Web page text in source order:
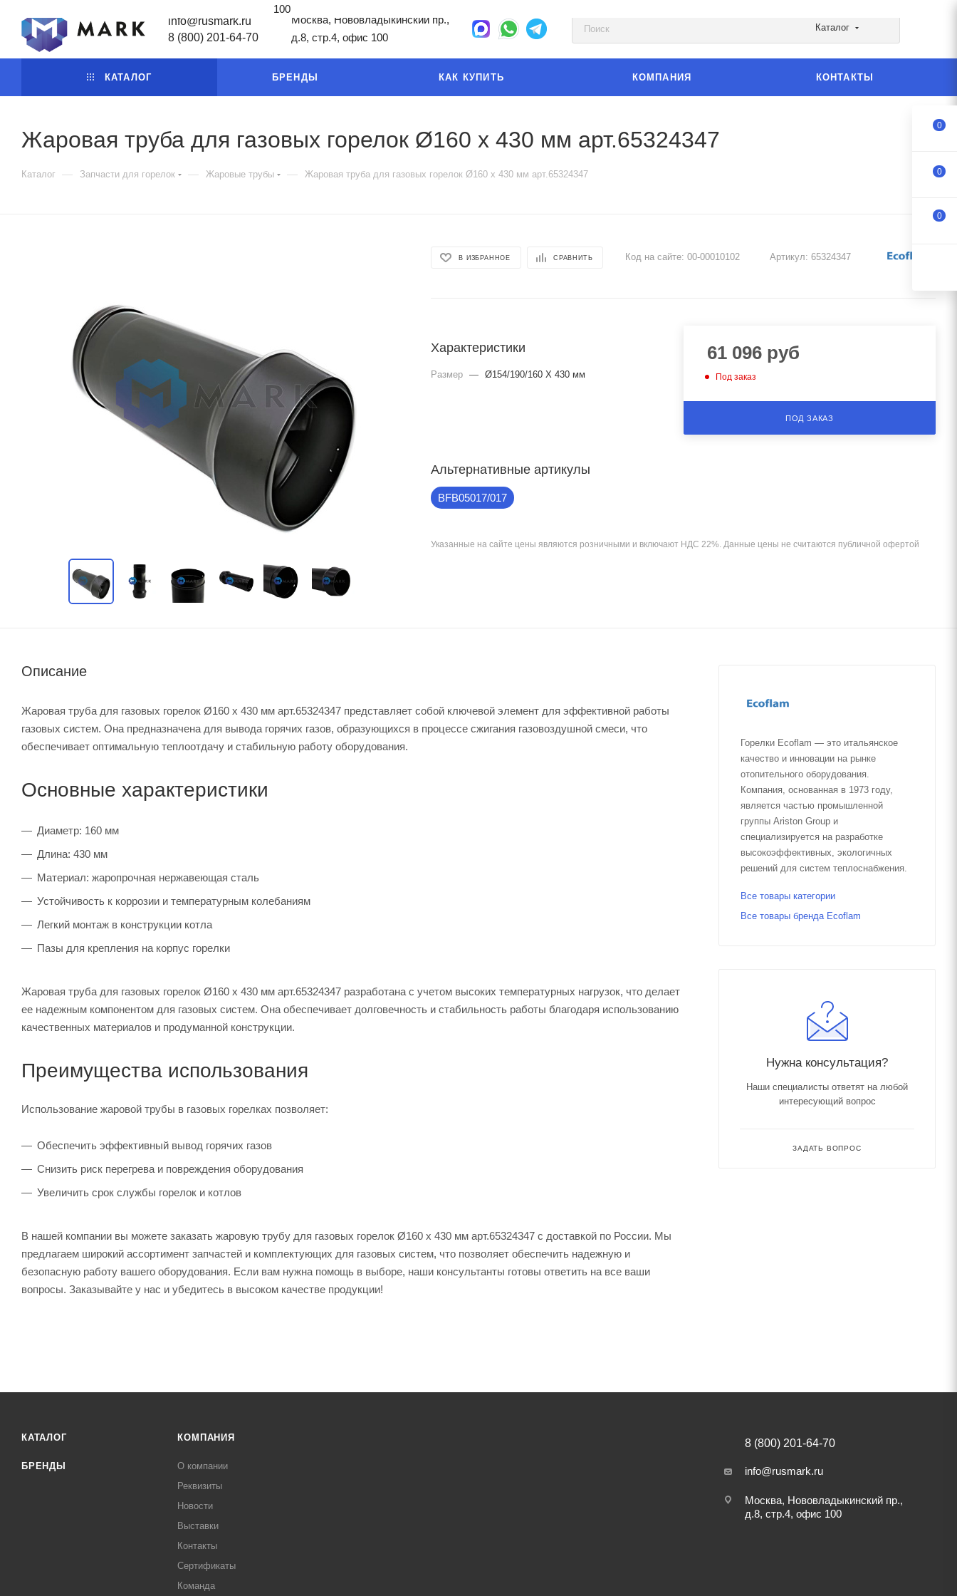
info@rusmark.ru
8 (800) 201-64-70
Москва, Нововладыкинский пр.,
д.8, стр.4, офис 100
Каталог
КАТАЛОГ БРЕНДЫ КАК КУПИТЬ КОМПАНИЯ КОНТАКТЫ
100
Жаровая труба для газовых горелок Ø160 x 430 мм арт.65324347
Каталог — Запчасти для горелок — Жаровые трубы — Жаровая труба для газовых горелок Ø160 x 430 мм арт.65324347
В ИЗБРАННОЕ СРАВНИТЬ Код на сайте: 00-00010102 Артикул: 65324347
Характеристики
Размер — Ø154/190/160 X 430 мм
61 096руб
Под заказ
ПОД ЗАКАЗ
Альтернативные артикулы
BFB05017/017
Указанные на сайте цены являются розничными и включают НДС 22%. Данные цены не считаются публичной офертой
Описание
Жаровая труба для газовых горелок Ø160 x 430 мм арт.65324347 представляет собой ключевой элемент для эффективной работы
газовых систем. Она предназначена для вывода горячих газов, образующихся в процессе сжигания газовоздушной смеси, что
обеспечивает оптимальную теплоотдачу и стабильную работу оборудования.
Основные характеристики
Диаметр: 160 мм
Длина: 430 мм
Материал: жаропрочная нержавеющая сталь
Устойчивость к коррозии и температурным колебаниям
Легкий монтаж в конструкции котла
Пазы для крепления на корпус горелки
Жаровая труба для газовых горелок Ø160 x 430 мм арт.65324347 разработана с учетом высоких температурных нагрузок, что делает
ее надежным компонентом для газовых систем. Она обеспечивает долговечность и стабильность работы благодаря использованию
качественных материалов и продуманной конструкции.
Преимущества использования
Использование жаровой трубы в газовых горелках позволяет:
Обеспечить эффективный вывод горячих газов
Снизить риск перегрева и повреждения оборудования
Увеличить срок службы горелок и котлов
В нашей компании вы можете заказать жаровую трубу для газовых горелок Ø160 x 430 мм арт.65324347 с доставкой по России. Мы
предлагаем широкий ассортимент запчастей и комплектующих для газовых систем, что позволяет обеспечить надежную и
безопасную работу вашего оборудования. Если вам нужна помощь в выборе, наши консультанты готовы ответить на все ваши
вопросы. Заказывайте у нас и убедитесь в высоком качестве продукции!
Горелки Ecoflam — это итальянское
качество и инновации на рынке
отопительного оборудования.
Компания, основанная в 1973 году,
является частью промышленной
группы Ariston Group и
специализируется на разработке
высокоэффективных, экологичных
решений для систем теплоснабжения.
Все товары категории
Все товары бренда Ecoflam
Нужна консультация?
Наши специалисты ответят на любой
интересующий вопрос
ЗАДАТЬ ВОПРОС
КАТАЛОГ
БРЕНДЫ
КОМПАНИЯ
О компании
Реквизиты
Новости
Выставки
Контакты
Сертификаты
Команда
8 (800) 201-64-70
info@rusmark.ru
Москва, Нововладыкинский пр.,
д.8, стр.4, офис 100
0
0
0